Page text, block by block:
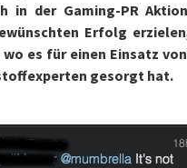
in der Gaming-PR
Erfolg
wo es für einen Einsatz
gesorgt hat.